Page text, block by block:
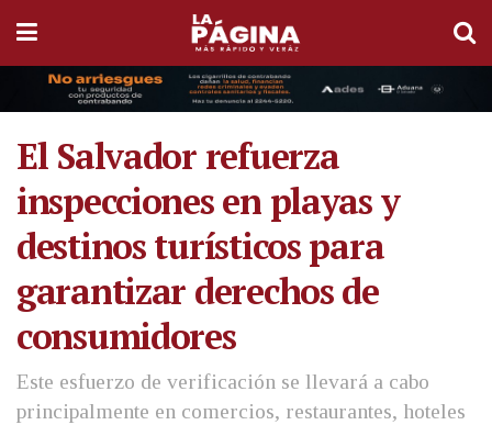
El Salvador refuerza
inspecciones en playas y
destinos turísticos para
garantizar derechos de
consumidores
Este esfuerzo de verificación se llevará a cabo
principalmente en comercios, restaurantes, hoteles